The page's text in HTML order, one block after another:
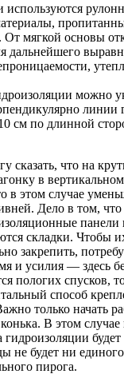
используются
мягкой основы
дальнейшего
можно
линии
см по длинной
сказать, что на
в
в этом случае
Дело в том,
панели
складки. Чтобы
закрепить,
и усилия — здесь
пологих спусков,
способ
только начать
В этом случае
будет
не будет ни
пирога.